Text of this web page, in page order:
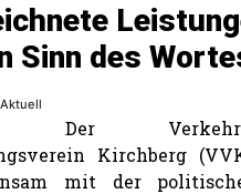
Sinn des
Aktuell
Der
Kirchberg
mit der